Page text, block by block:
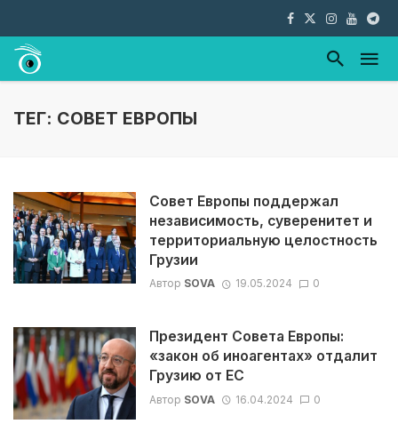
ТЕГ: СОВЕТ ЕВРОПЫ
Совет Европы поддержал
независимость, суверенитет и
территориальную целостность
Грузии
Автор SOVA 19.05.2024 0
Президент Совета Европы:
«закон об иноагентах» отдалит
Грузию от ЕС
Автор SOVA 16.04.2024 0